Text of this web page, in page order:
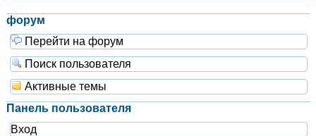
форум
Перейти на форум
Поиск пользователя
Активные темы
Панель пользователя
Вход